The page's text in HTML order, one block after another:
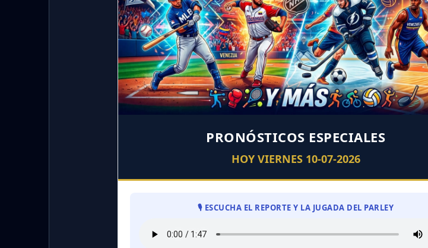
PRONÓSTICOS ESPECIALES
HOY VIERNES 10-07-2026
🎙️ ESCUCHA EL REPORTE Y LA JUGADA DEL PARLEY